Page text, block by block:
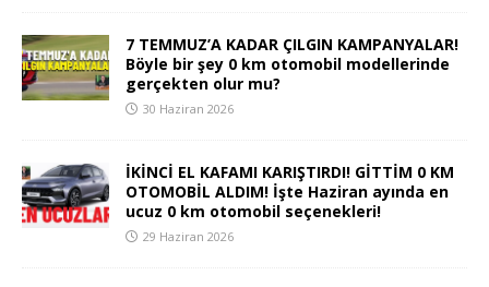
7 TEMMUZ’A KADAR ÇILGIN KAMPANYALAR!
Böyle bir şey 0 km otomobil modellerinde
gerçekten olur mu?
30 Haziran 2026
İKİNCİ EL KAFAMI KARIŞTIRDI! GİTTİM 0 KM
OTOMOBİL ALDIM! İşte Haziran ayında en
ucuz 0 km otomobil seçenekleri!
29 Haziran 2026